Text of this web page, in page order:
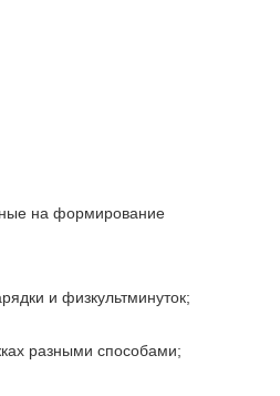
на формирование
и физкультминуток;
разными способами;